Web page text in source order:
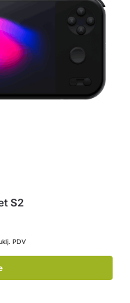
S2
PDV